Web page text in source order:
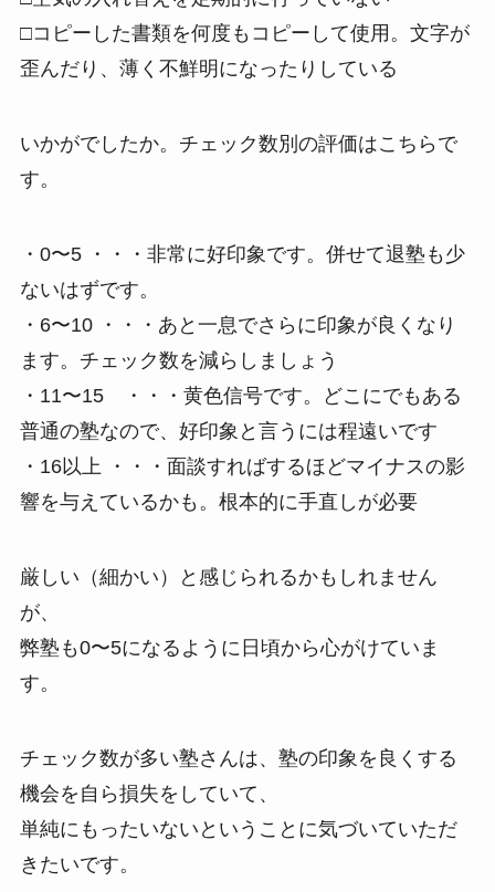
□コピーした書類を何度もコピーして使用。文字が
歪んだり、薄く不鮮明になったりしている
いかがでしたか。チェック数別の評価はこちらで
す。
・0〜5 ・・・非常に好印象です。併せて退塾も少
ないはずです。
・6〜10 ・・・あと一息でさらに印象が良くなり
ます。チェック数を減らしましょう
・11〜15 ・・・黄色信号です。どこにでもある
普通の塾なので、好印象と言うには程遠いです
・16以上 ・・・面談すればするほどマイナスの影
響を与えているかも。根本的に手直しが必要
厳しい（細かい）と感じられるかもしれません
が、
弊塾も0〜5になるように日頃から心がけていま
す。
チェック数が多い塾さんは、塾の印象を良くする
機会を自ら損失をしていて、
単純にもったいないということに気づいていただ
きたいです。